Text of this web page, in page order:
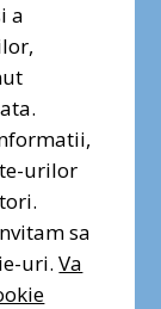
zone,
a naturii
a
urilor
sa
uri.Va